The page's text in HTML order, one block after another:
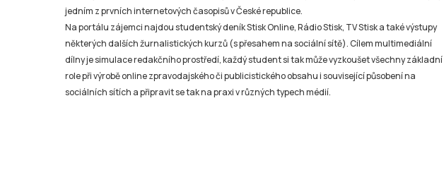
jedním z prvních internetových časopisů v České republice.
Na portálu zájemci najdou studentský deník Stisk Online, Rádio Stisk, TV Stisk a také výstupy
některých dalších žurnalistických kurzů (s přesahem na sociální sítě). Cílem multimediální
dílny je simulace redakčního prostředí, každý student si tak může vyzkoušet všechny základní
role při výrobě online zpravodajského či publicistického obsahu i související působení na
sociálních sítích a připravit se tak na praxi v různých typech médií.